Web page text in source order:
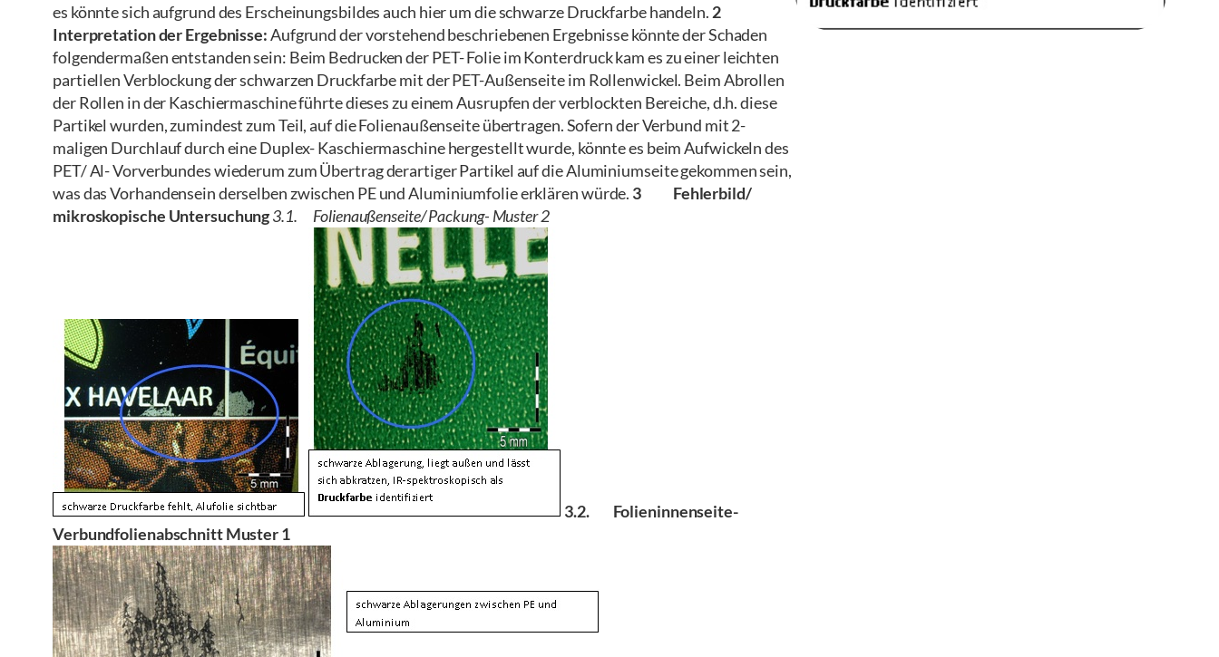
es könnte sich aufgrund des Erscheinungsbildes auch hier um die schwarze Druckfarbe handeln. 2
Interpretation der Ergebnisse:Aufgrund der vorstehend beschriebenen Ergebnisse könnte der Schaden
folgendermaßen entstanden sein: Beim Bedrucken der PET- Folie im Konterdruck kam es zu einer leichten
partiellen Verblockung der schwarzen Druckfarbe mit der PET-Außenseite im Rollenwickel. Beim Abrollen
der Rollen in der Kaschiermaschine führte dieses zu einem Ausrupfen der verblockten Bereiche, d.h. diese
Partikel wurden, zumindest zum Teil, auf die Folienaußenseite übertragen. Sofern der Verbund mit 2-
maligen Durchlauf durch eine Duplex- Kaschiermaschine hergestellt wurde, könnte es beim Aufwickeln des
PET/ Al- Vorverbundes wiederum zum Übertrag derartiger Partikel auf die Aluminiumseite gekommen sein,
was das Vorhandensein derselben zwischen PE und Aluminiumfolie erklären würde. 3 Fehlerbild/
mikroskopische Untersuchung3.1. Folienaußenseite/ Packung- Muster 2
3.2. Folieninnenseite-
Verbundfolienabschnitt Muster 1